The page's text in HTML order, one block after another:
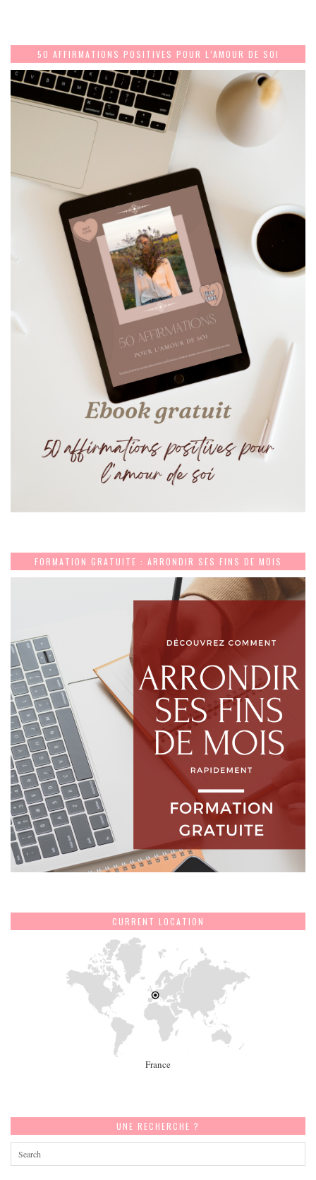
50 AFFIRMATIONS POSITIVES POUR L’AMOUR DE SOI
FORMATION GRATUITE : ARRONDIR SES FINS DE MOIS
CURRENT LOCATION
France
UNE RECHERCHE ?